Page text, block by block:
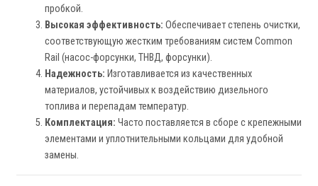
пробкой.
Высокая эффективность: Обеспечивает степень очистки,
соответствующую жестким требованиям систем Common
Rail (насос-форсунки, ТНВД, форсунки).
Надежность: Изготавливается из качественных
материалов, устойчивых к воздействию дизельного
топлива и перепадам температур.
Комплектация: Часто поставляется в сборе с крепежными
элементами и уплотнительными кольцами для удобной
замены.